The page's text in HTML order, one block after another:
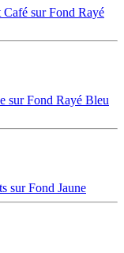
sur Fond Rayé
sur Fond Rayé Bleu
sur Fond Jaune